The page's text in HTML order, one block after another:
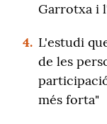
Garrotxa i
4. L'estudi
de les
més forta"